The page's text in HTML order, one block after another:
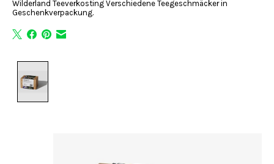
Wilderland Teeverkosting Verschiedene Teegeschmäcker in
Geschenkverpackung.